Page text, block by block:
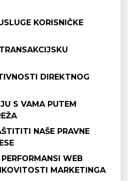
KORISNIČKE
DIREKTNOG
S VAMA PUTEM
NAŠE PRAVNE
WEB
MARKETINGA